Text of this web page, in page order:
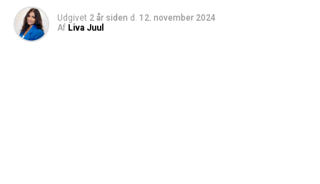
Udgivet 2 år siden d. 12. november 2024
Af Liva Juul